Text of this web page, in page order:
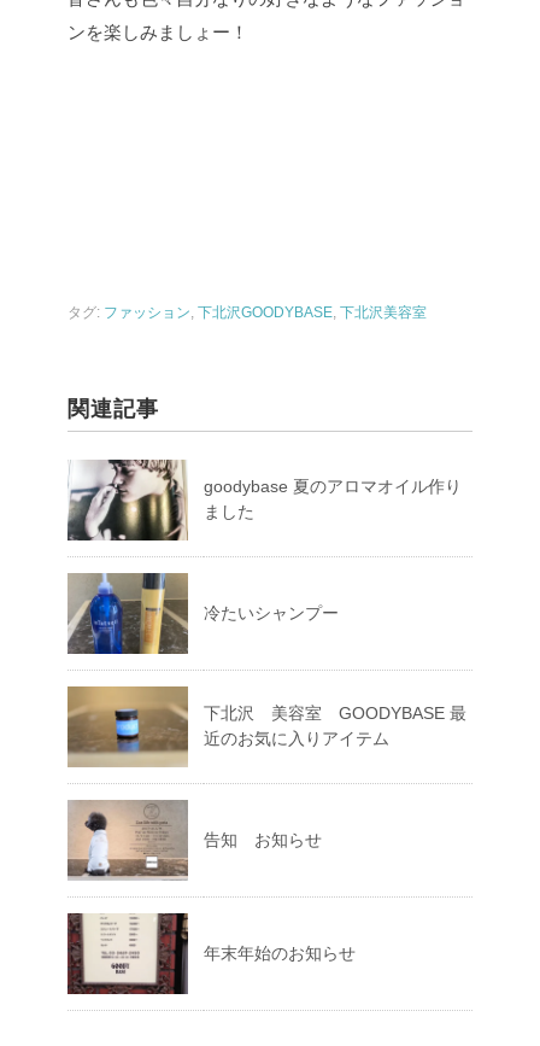
ンを楽しみましょー！
タグ: ファッション, 下北沢GOODYBASE, 下北沢美容室
関連記事
goodybase 夏のアロマオイル作り
ました
冷たいシャンプー
下北沢 美容室 GOODYBASE 最
近のお気に入りアイテム
告知 お知らせ
年末年始のお知らせ